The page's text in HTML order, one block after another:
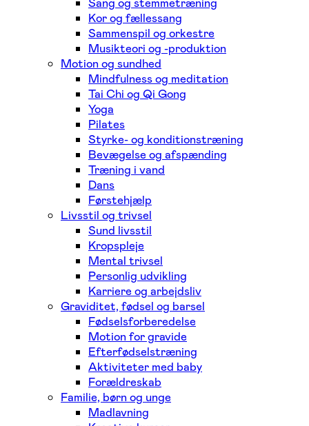
Kor og fællessang
Sammenspil og orkestre
Musikteori og -produktion
Motion og sundhed
Mindfulness og meditation
Tai Chi og Qi Gong
Yoga
Pilates
Styrke- og konditionstræning
Bevægelse og afspænding
Træning i vand
Dans
Førstehjælp
Livsstil og trivsel
Sund livsstil
Kropspleje
Mental trivsel
Personlig udvikling
Karriere og arbejdsliv
Graviditet, fødsel og barsel
Fødselsforberedelse
Motion for gravide
Efterfødselstræning
Aktiviteter med baby
Forældreskab
Familie, børn og unge
Madlavning